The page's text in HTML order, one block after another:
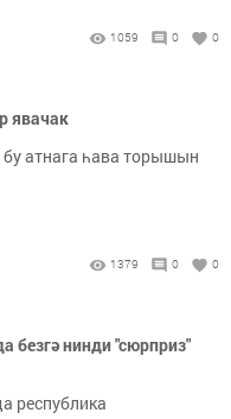
1059 0 0
явачак
атнага һава торышын
1379 0 0
безгә нинди "сюрприз"
республика